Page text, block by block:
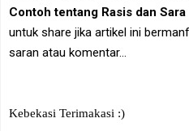
Contoh tentang Rasis dan Sara
untuk share jika artikel ini
saran atau komentar...
Kebekasi Terimakasi :)